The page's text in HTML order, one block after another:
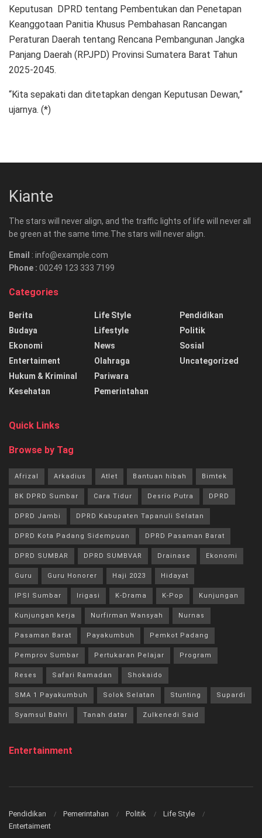
Keputusan DPRD tentang Pembentukan dan Penetapan
Keanggotaan Panitia Khusus Pembahasan Rancangan
Peraturan Daerah tentang Rencana Pembangunan Jangka
Panjang Daerah (RPJPD) Provinsi Sumatera Barat Tahun
2025-2045.
“Kita sepakati dan ditetapkan dengan Keputusan Dewan,”
ujarnya. (*)
Kiante
The stars will never align, and the traffic lights of life will never all
be green at the same time.The stars will never align.
Email : info@example.com
Phone : 00249 123 333 7199
Categories
Berita
Budaya
Ekonomi
Entertaiment
Hukum & Kriminal
Kesehatan
Life Style
Lifestyle
News
Olahraga
Pariwara
Pemerintahan
Pendidikan
Politik
Sosial
Uncategorized
Quick Links
Browse by Tag
Afrizal Arkadius Atlet Bantuan hibah Bimtek
BK DPRD Sumbar Cara Tidur Desrio Putra DPRD
DPRD Jambi DPRD Kabupaten Tapanuli Selatan
DPRD Kota Padang Sidempuan DPRD Pasaman Barat
DPRD SUMBAR DPRD SUMBVAR Drainase Ekonomi
Guru Guru Honorer Haji 2023 Hidayat
IPSI Sumbar Irigasi K-Drama K-Pop Kunjungan
Kunjungan kerja Nurfirman Wansyah Nurnas
Pasaman Barat Payakumbuh Pemkot Padang
Pemprov Sumbar Pertukaran Pelajar Program
Reses Safari Ramadan Shokaido
SMA 1 Payakumbuh Solok Selatan Stunting Supardi
Syamsul Bahri Tanah datar Zulkenedi Said
Entertainment
Pendidikan Pemerintahan Politik
Life Style
Entertaiment